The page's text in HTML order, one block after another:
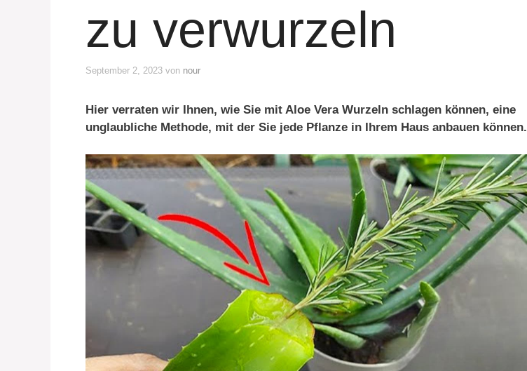
zu verwurzeln
September 2, 2023 von nour
Hier verraten wir Ihnen, wie Sie mit Aloe Vera Wurzeln schlagen können, eine
unglaubliche Methode, mit der Sie jede Pflanze in Ihrem Haus anbauen können.